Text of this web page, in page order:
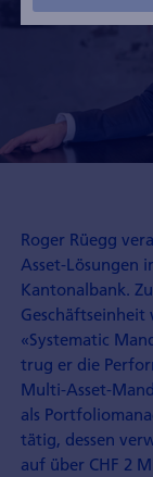
Roger Rüegg
Asset-Lösungen
Kantonalbank.
Geschäftseinheit
«Systematic
trug er die
Multi-Asset-
als
tätig, dessen
auf über CHF 2